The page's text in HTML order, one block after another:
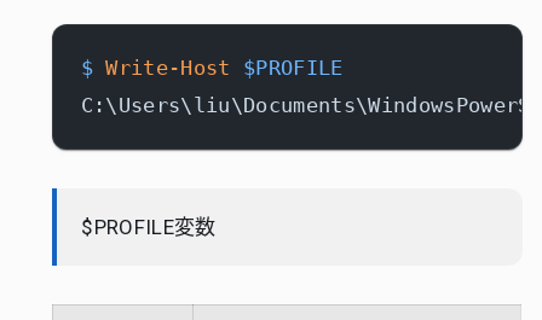
$ Write-Host $PROFILE
$PROFILE変数